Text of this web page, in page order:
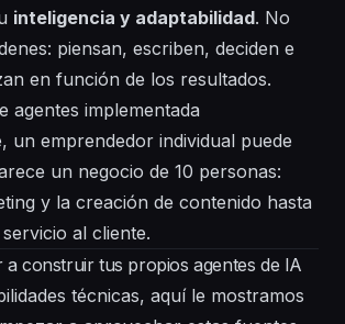
inteligencia y adaptabilidad. No
piensan, escriben, deciden e
en función de los resultados.
agentes implementada
un emprendedor individual puede
un negocio de 10 personas:
y la creación de contenido hasta
al cliente.
a construir tus propios agentes de IA
técnicas, aquí le mostramos